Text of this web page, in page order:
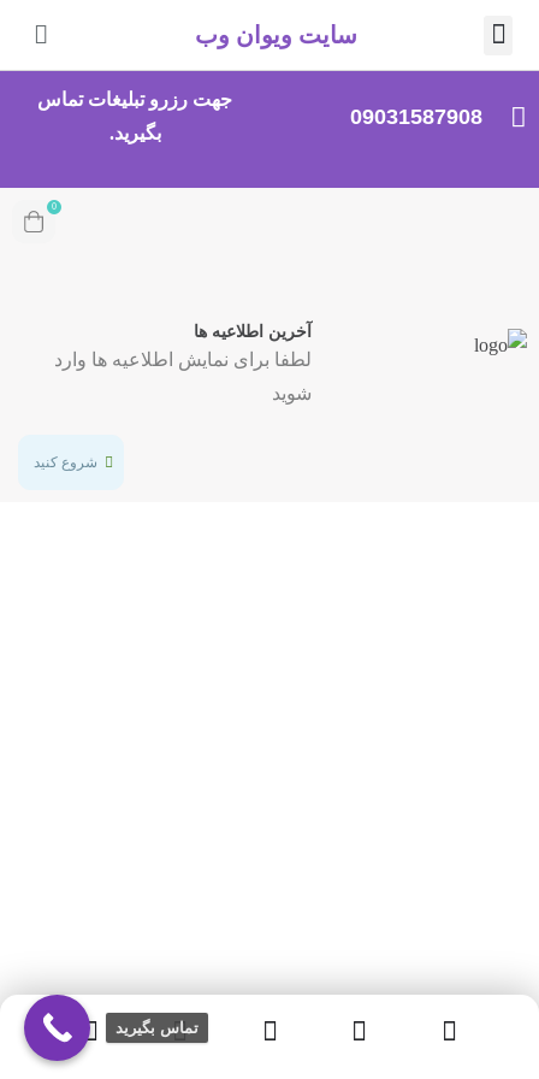
سایت ویوان وب
09031587908
جهت رزرو تبلیغات تماس
بگیرید.
0
آخرین اطلاعیه ها
لطفا برای نمایش اطلاعیه ها وارد
شوید
شروع کنید
تماس بگیرید